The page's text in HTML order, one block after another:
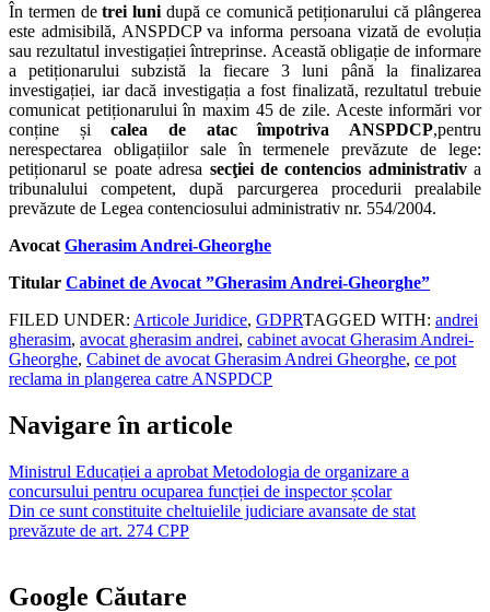
În termen detrei luni după ce comunică petiționarului că plângerea
este admisibilă, ANSPDCP va informa persoana vizată de evoluția
sau rezultatul investigației întreprinse. Această obligație de informare
a petiționarului subzistă la fiecare 3 luni până la finalizarea
investigației, iar dacă investigația a fost finalizată, rezultatul trebuie
comunicat petiționarului în maxim 45 de zile. Aceste informări vor
conține șicalea de atac împotriva ANSPDCP,pentru
nerespectarea obligațiilor sale în termenele prevăzute de lege:
petiționarul se poate adresa secţiei de contencios administrativa
tribunalului competent, după parcurgerea procedurii prealabile
prevăzute de Legea contenciosului administrativ nr. 554/2004.
Avocat Gherasim Andrei-Gheorghe
Titular Cabinet de Avocat ”Gherasim Andrei-Gheorghe”
FILED UNDER: Articole Juridice, GDPRTAGGED WITH: andrei
gherasim, avocat gherasim andrei, cabinet avocat Gherasim Andrei-
Gheorghe, Cabinet de avocat Gherasim Andrei Gheorghe, ce pot
reclama in plangerea catre ANSPDCP
Navigare în articole
Ministrul Educației a aprobat Metodologia de organizare a
concursului pentru ocuparea funcției de inspector școlar
Din ce sunt constituite cheltuielile judiciare avansate de stat
prevăzute de art. 274 CPP
Google Căutare